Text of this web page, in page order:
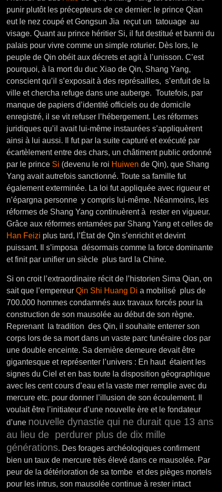
punir plutôt les précepteurs de ce dernier: le prince Qian
eut le nez coupé et Gongsun Jia reçut un tatouage au
visage. Quant au prince héritier Si, il fut destitué et banni du
palais pour vivre comme un simple roturier. Dès lors, le
peuple de Qin obéit aux décrets et agit à l’unisson. C’est
pourquoi, à la mort du duc Xiao de Qin, Shang Yang,
conscient qu’il s’exposait à des représailles, s’enfuit de la
ville et chercha refuge dans une auberge. Toutefois, par
manque de papiers d’identité officiels ou de domicile
enregistré, il se vit refuser l’hébergement. Les réformes
juridiques qu’il avait lui-même instaurées s’appliquèrent
ainsi à lui aussi. Il fut par la suite capturé et exécuté par
écartèlement entre des chars, un châtiment public ordonné
par le prince Si (devenu le roi Huiwen de Qin), que Shang
Yang avait autrefois sanctionné. Toute sa famille fut
également exterminée. La loi fut appliquée avec rigueur et
n’épargna personne y compris lui-même. Néanmoins, les
réformes de Shang Yang continuèrent à rester en vigueur.
Grâce aux réformes entamées par Shang Yang et celles de
Han Feizi plus tard, l’État de Qin s’enrichit et devint
puissant. Il s’imposa désormais comme la force dominante
et finit par unifier un siècle plus tard la Chine.
Si on croit l’extraordinaire récit de l’historien Sima Qian, on
sait que l’empereurQin Shi Huang Di a mobilisé plus de
700.000 hommes condamnés aux travaux forcés pour la
construction de son mausolée au début de son règne.
Reprenant la tradition des Qin, il souhaite enterrer son
corps lors de sa mort dans un vaste parc funéraire clos par
une double enceinte. Sa dernière demeure devait être
gigantesque et représenter l’univers : En haut étaient les
signes du Ciel et en bas toute la disposition géographique
avec les cent cours d’eau et la vaste mer remplie avec du
mercure etc. pour donner l’illusion de son écoulement. Il
voulait être l’initiateur d’une nouvelle ère et le fondateur
d’une nouvelle dynastie qui ne durait que 13 ans
au lieu de perdurer plus de dix mille
générations. Des forages archéologiques confirment
bien un taux de mercure très élevé dans ce mausolée. Par
peur de la détérioration de sa tombe et des pièges mortels
pour les intrus, son mausolée continue à rester intact